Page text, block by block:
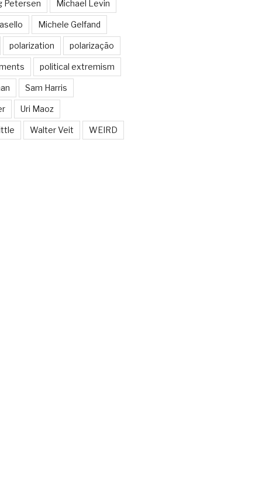
Petersen Michael Levin
Michele Gelfand
polarization polarização
political extremism
Sam Harris
Uri Maoz
Walter Veit WEIRD